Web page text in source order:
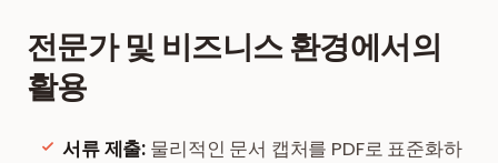
전문가 및 비즈니스 환경에서의
활용
서류 제출: 물리적인 문서 캡처를 PDF로 표준화하